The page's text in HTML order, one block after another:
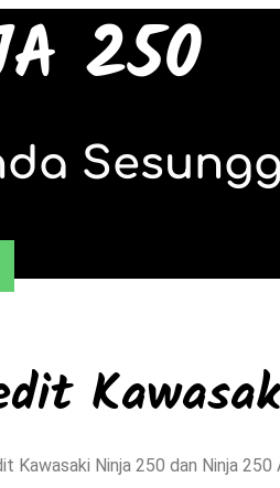
250
Kawasaki Ninja 250 dan Ninja 250